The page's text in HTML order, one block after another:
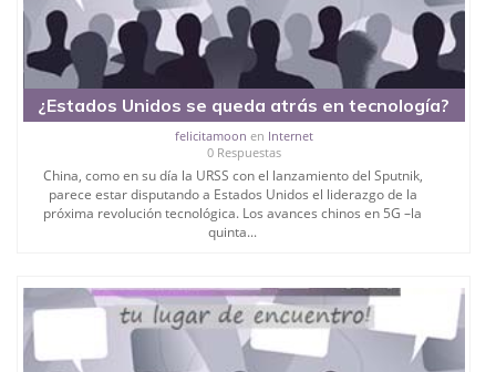
¿Estados Unidos se queda atrás en tecnología?
felicitamoon en Internet
0 Respuestas
China, como en su día la URSS con el lanzamiento del Sputnik,
parece estar disputando a Estados Unidos el liderazgo de la
próxima revolución tecnológica. Los avances chinos en 5G –la
quinta...